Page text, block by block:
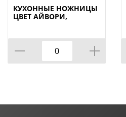
КУХОННЫЕ НОЖНИЦЫ
ЦВЕТ АЙВОРИ,
МАЛ=12ШТ